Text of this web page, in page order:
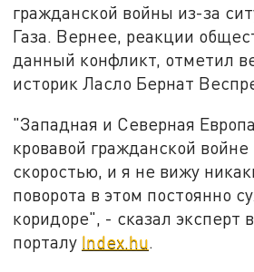
гражданской войны из-за
Газа. Вернее, реакции
данный конфликт, отметил
историк Ласло Бернат
"Западная и Северная
кровавой гражданской
скоростью, и я не вижу
поворота в этом постоянно
коридоре", - сказал эксперт
порталу Index.hu.